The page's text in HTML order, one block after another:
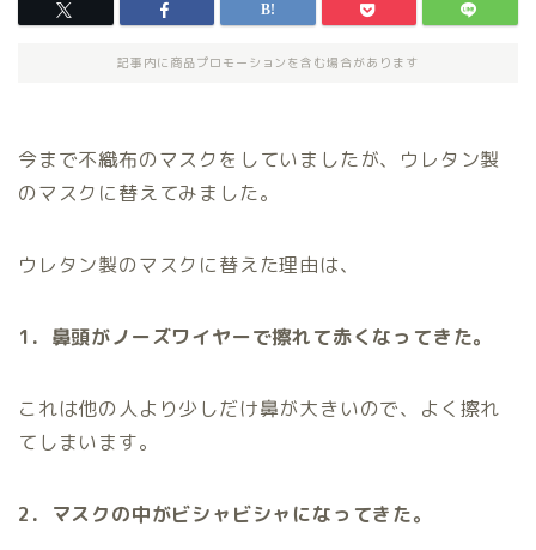
記事内に商品プロモーションを含む場合があります
今まで不織布のマスクをしていましたが、ウレタン製
のマスクに替えてみました。
ウレタン製のマスクに替えた理由は、
1．鼻頭がノーズワイヤーで擦れて赤くなってきた。
これは他の人より少しだけ鼻が大きいので、よく擦れ
てしまいます。
2．マスクの中がビシャビシャになってきた。